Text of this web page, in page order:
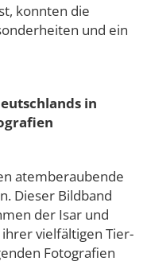
konnten die
und ein
in
atemberaubende
Dieser Bildband
der Isar und
vielfältigen Tier-
Fotografien